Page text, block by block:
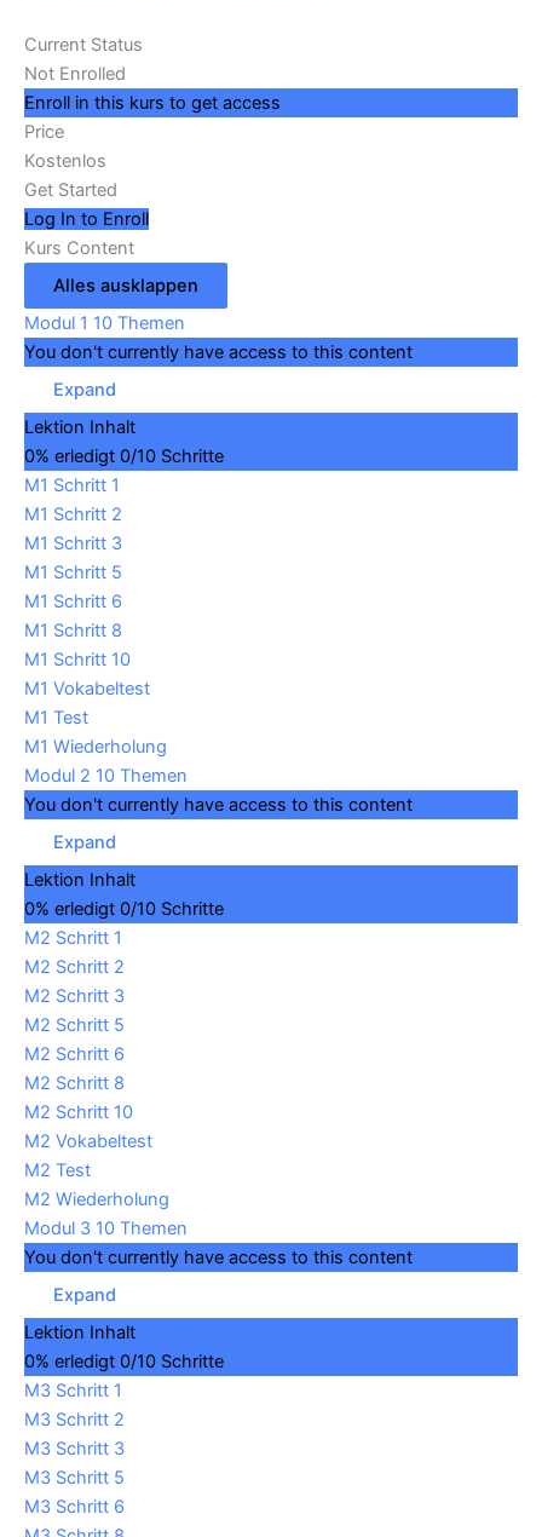
Current Status
Not Enrolled
Enroll in this kurs to get access
Price
Kostenlos
Get Started
Log In to Enroll
Kurs Content
Alles ausklappen
Modul 1 10 Themen
You don't currently have access to this content
Expand
Lektion Inhalt
0% erledigt 0/10 Schritte
M1 Schritt 1
M1 Schritt 2
M1 Schritt 3
M1 Schritt 5
M1 Schritt 6
M1 Schritt 8
M1 Schritt 10
M1 Vokabeltest
M1 Test
M1 Wiederholung
Modul 2 10 Themen
You don't currently have access to this content
Expand
Lektion Inhalt
0% erledigt 0/10 Schritte
M2 Schritt 1
M2 Schritt 2
M2 Schritt 3
M2 Schritt 5
M2 Schritt 6
M2 Schritt 8
M2 Schritt 10
M2 Vokabeltest
M2 Test
M2 Wiederholung
Modul 3 10 Themen
You don't currently have access to this content
Expand
Lektion Inhalt
0% erledigt 0/10 Schritte
M3 Schritt 1
M3 Schritt 2
M3 Schritt 3
M3 Schritt 5
M3 Schritt 6